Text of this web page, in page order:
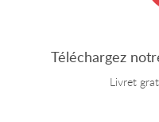
Téléchargez
Livret